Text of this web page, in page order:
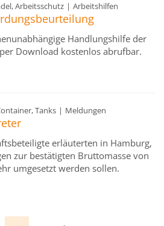
Arbeitsschutz | Arbeitshilfen
Handlungshilfe der
Download kostenlos abrufbar.
Tanks | Meldungen
erläuterten in Hamburg,
zur bestätigten Bruttomasse von
umgesetzt werden sollen.